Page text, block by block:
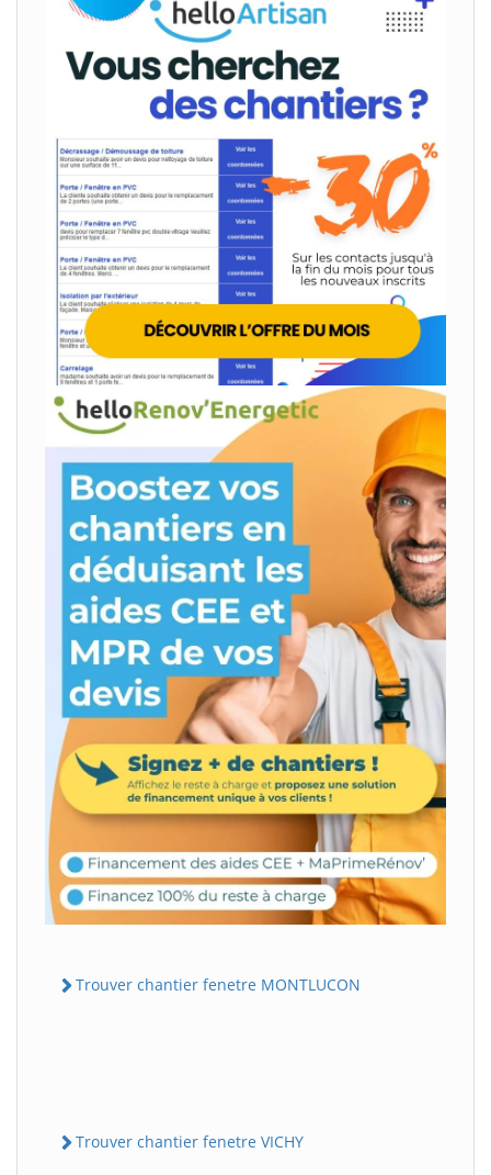
Trouver chantier fenetre MONTLUCON
Trouver chantier fenetre VICHY